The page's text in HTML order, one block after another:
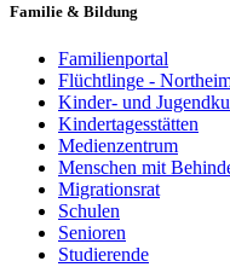
Familie & Bildung
Familienportal
Flüchtlinge -
Kinder- und
Kindertagesstätten
Medienzentrum
Menschen mit
Migrationsrat
Schulen
Senioren
Studierende